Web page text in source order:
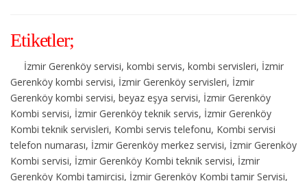
Etiketler;
İzmir Gerenköy servisi, kombi servis, kombi servisleri, İzmir
Gerenköy kombi servisi, İzmir Gerenköy servisleri, İzmir
Gerenköy kombi servisi, beyaz eşya servisi, İzmir Gerenköy
Kombi servisi, İzmir Gerenköy teknik servis, İzmir Gerenköy
Kombi teknik servisleri, Kombi servis telefonu, Kombi servisi
telefon numarası, İzmir Gerenköy merkez servisi, İzmir Gerenköy
Kombi servisi, İzmir Gerenköy Kombi teknik servisi, İzmir
Gerenköy Kombi tamircisi, İzmir Gerenköy Kombi tamir Servisi,